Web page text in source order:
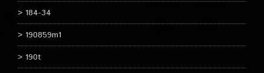
184-34
190859m1
190t